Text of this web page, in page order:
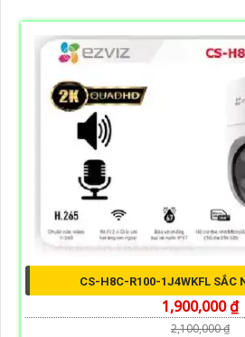
CS-H8C-R100-1J4WKFL SẮC
1,900,000 ₫
2,100,000 ₫